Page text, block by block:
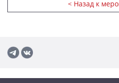
< Назад к